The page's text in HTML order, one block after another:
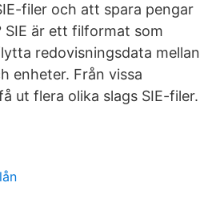
filer och att spara pengar
SIE är ett filformat som
redovisningsdata mellan
enheter. Från vissa
ut flera olika slags SIE-filer.